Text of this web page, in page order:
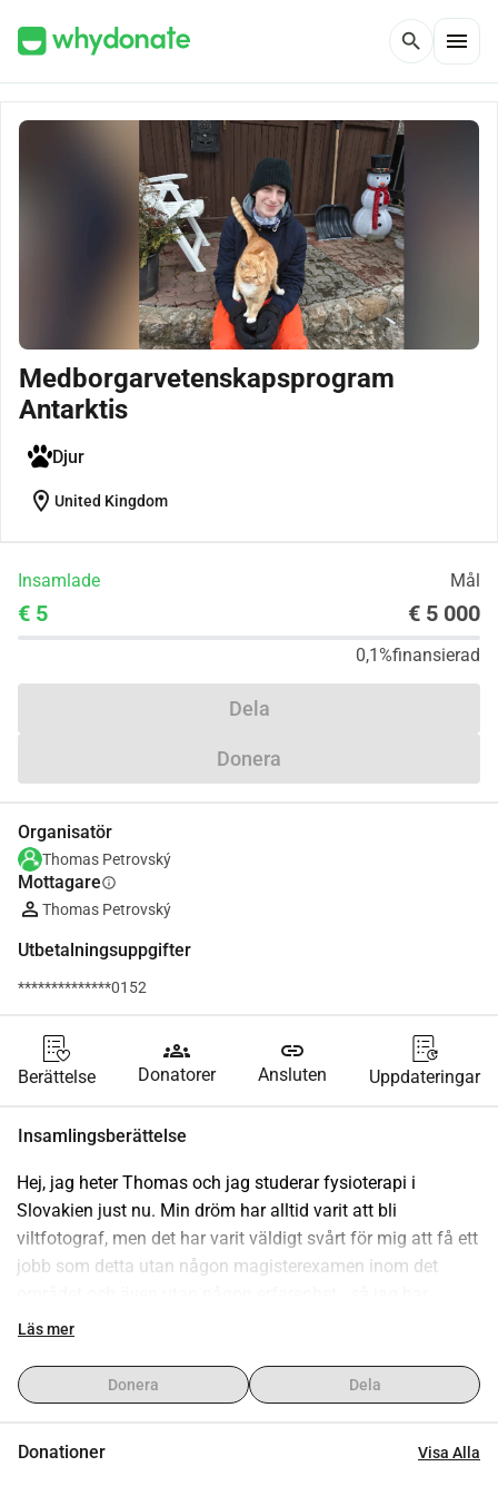
search menu
Medborgarvetenskapsprogram
Antarktis
Djur
location_on United Kingdom
Insamlade Mål
€ 5 € 5 000
0,1%finansierad
Dela
Donera
Organisatör
Thomas Petrovský
Mottagareinfo
Thomas Petrovský
Utbetalningsuppgifter
**************0152
Berättelse
groups
Donatorer
link
Ansluten Uppdateringar
Insamlingsberättelse
Hej, jag heter Thomas och jag studerar fysioterapi i
Slovakien just nu. Min dröm har alltid varit att bli
viltfotograf, men det har varit väldigt svårt för mig att få ett
jobb som detta utan någon magisterexamen inom det
fortsatt i andra riktningar, eftersom jag såg att denna dröm
volontärprogram: Citizen Science Program on Antarctica
(av Intrepid Travel).
utmaningar som hotar naturen och kan sätta varelser på
Läs mer
Donera Dela
Donationer Visa Alla